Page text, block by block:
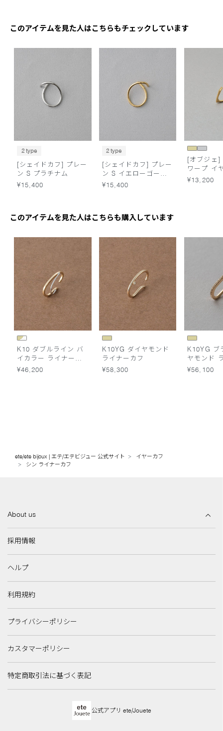
このアイテムを見た人はこちらもチェックしています
2 type
[シェイドカフ] プレー
ン S プラチナム
¥15,400
2 type
[シェイドカフ] プレー
ン S イエローゴール
ド
¥15,400
[オブジェ]
ワープ イ
¥13,200
このアイテムを見た人はこちらも購入しています
K10 ダブルライン バ
イカラー ライナーカ
フ
¥46,200
K10YG ダイヤモンド
ライナーカフ
¥58,300
K10YG ブ
ヤモンド
フ
¥56,100
ete/ete bijoux | エテ/エテビジュー 公式サイト
イヤーカフ
シン ライナーカフ
About us
採用情報
ヘルプ
利用規約
プライバシーポリシー
カスタマーポリシー
特定商取引法に基づく表記
公式アプリ ete/Jouete